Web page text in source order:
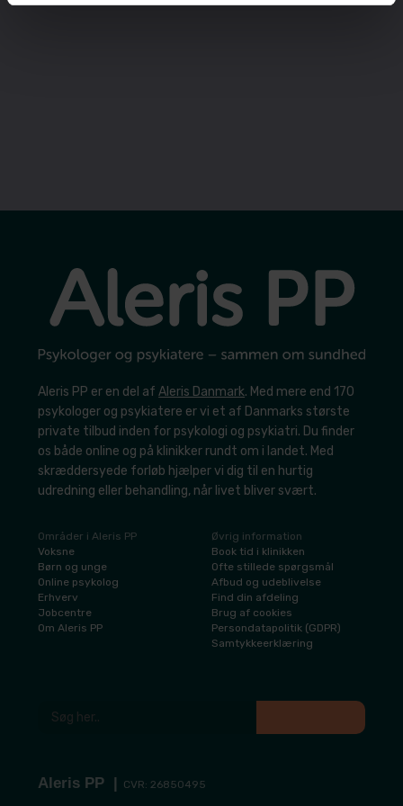
Aleris PP er en del afAleris Danmark. Med mere end 170
psykologer og psykiatere er vi et af Danmarks største
private tilbud inden for psykologi og psykiatri. Du finder
os både online og på klinikker rundt om i landet. Med
skræddersyede forløb hjælper vi dig til en hurtig
udredning eller behandling, når livet bliver svært.
Områder i Aleris PP
​Voksne
​Børn og unge
​Online psykolog
​Erhverv
​Jobcentre
​Om Aleris PP
Øvrig information
​Book tid i klinikken
​Ofte stillede spørgsmål
Afbud og udeblivelse
​Find din afdeling
​Brug af cookies
​Persondatapolitik (GDPR)
​Samtykkeerklæring
Aleris PP​ | CVR: 26850495